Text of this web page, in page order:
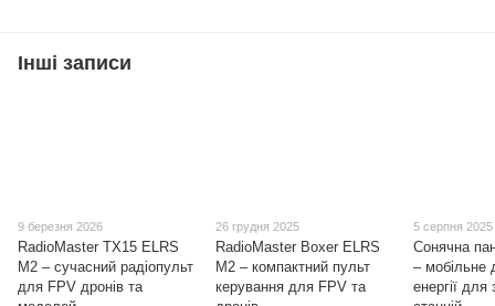
Інші записи
9 березня 2026
RadioMaster TX15 ELRS
M2 – сучасний радіопульт
для FPV дронів та
26 грудня 2025
RadioMaster Boxer ELRS
M2 – компактний пульт
керування для FPV та
5 серпня 2025
Сонячна
– мобільне
енергії для